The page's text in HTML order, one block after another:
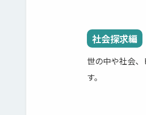
社会探求編
世の中や社会
す。